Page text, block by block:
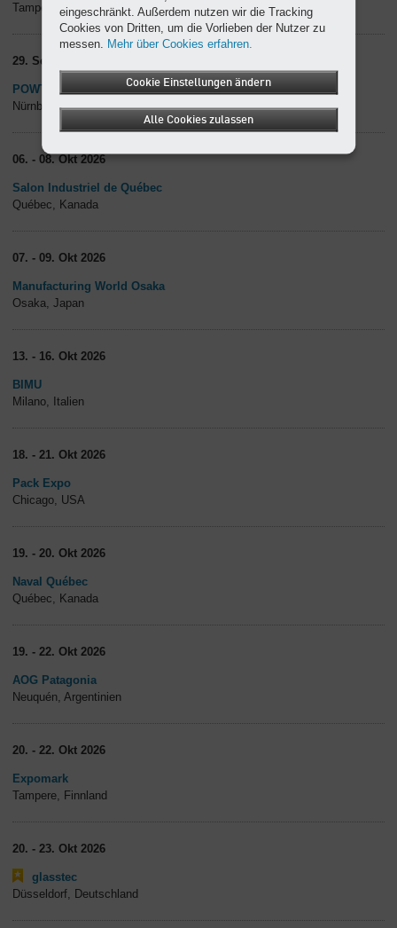
Tampere, Finnland
29. Sep - 01. Okt 2026
POWTECH TECHNOPHARM
Nürnberg, Deutschland
06. - 08. Okt 2026
Salon Industriel de Québec
Québec, Kanada
07. - 09. Okt 2026
Manufacturing World Osaka
Osaka, Japan
13. - 16. Okt 2026
BIMU
Milano, Italien
18. - 21. Okt 2026
Pack Expo
Chicago, USA
19. - 20. Okt 2026
Naval Québec
Québec, Kanada
19. - 22. Okt 2026
AOG Patagonia
Neuquén, Argentinien
20. - 22. Okt 2026
Expomark
Tampere, Finnland
20. - 23. Okt 2026
glasstec
Düsseldorf, Deutschland
eingeschränkt. Außerdem nutzen wir die Tracking
Cookies von Dritten, um die Vorlieben der Nutzer zu
messen. Mehr über Cookies erfahren.
Cookie Einstellungen ändern
Alle Cookies zulassen